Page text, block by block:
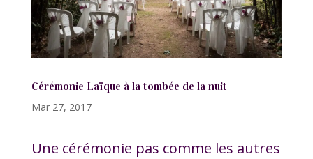
Cérémonie Laïque à la tombée de la nuit
Mar 27, 2017
Une cérémonie pas comme les autres